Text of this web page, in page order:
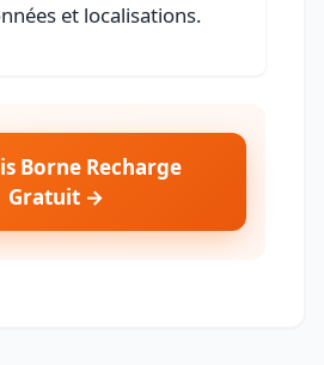
et localisations.
Borne Recharge
Gratuit →